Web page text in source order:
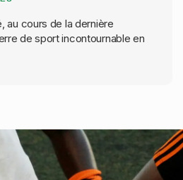
au cours de la dernière
de sport incontournable en